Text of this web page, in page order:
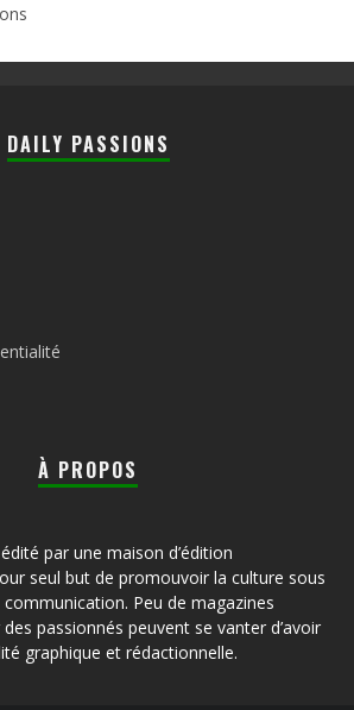
DAILY PASSIONS
À PROPOS
par une maison d’édition
seul but de promouvoir la culture sous
Peu de magazines
des passionnés peuvent se vanter d’avoir
graphique et rédactionnelle.